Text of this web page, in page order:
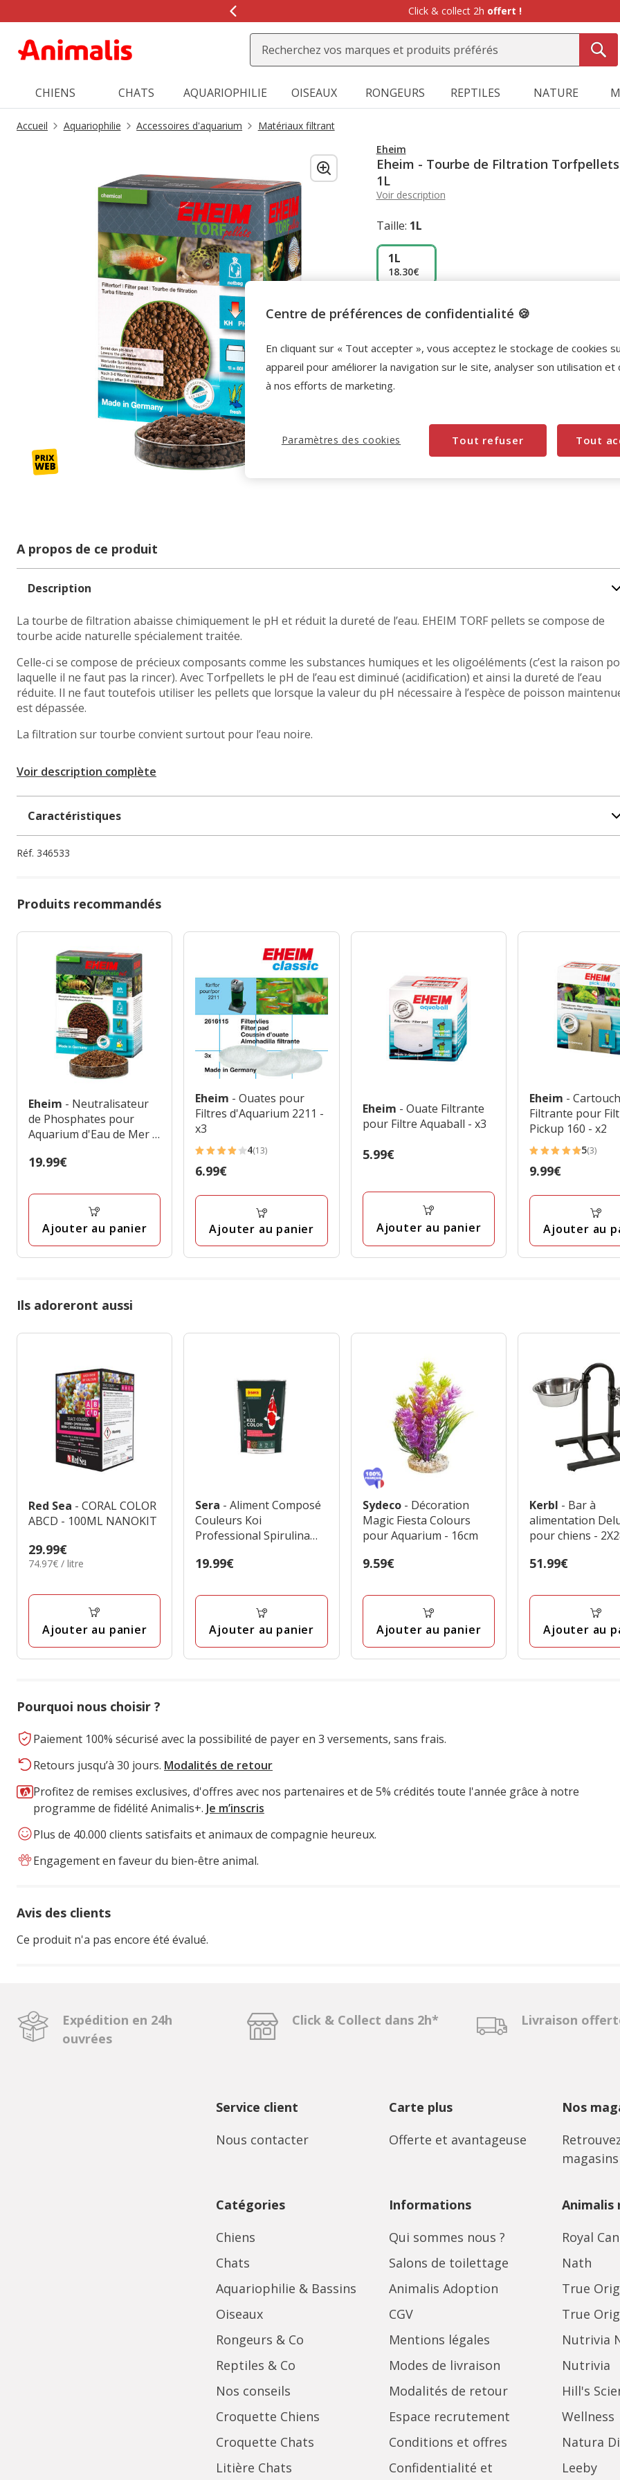
de
message,
Click & collect 2h offert !
CHIENS CHATS AQUARIOPHILIE OISEAUX RONGEURS REPTILES NATURE
Accueil Aquariophilie Accessoires d'aquarium
Matériaux filtrant
Eheim
Eheim - Tourbe de Filtration
1L
Voir description
Taille: 1L
1L
18.30€
A propos de ce produit
Description
La tourbe de filtration abaisse chimiquement le pH et réduit la dureté de l’eau. EHEIM TORF pellets se compose de
tourbe acide naturelle spécialement traitée.
Celle-ci se compose de précieux composants comme les substances humiques et les oligoéléments (c’est la raison
laquelle il ne faut pas la rincer). Avec Torfpellets le pH de l’eau est diminué (acidification) et ainsi la dureté de l’eau
réduite. Il ne faut toutefois utiliser les pellets que lorsque la valeur du pH nécessaire à l’espèce de poisson
est dépassée.
La filtration sur tourbe convient surtout pour l’eau noire.
Voir description complète
Caractéristiques
Réf. 346533
Produits recommandés
Eheim - Neutralisateur
de Phosphates pour
Aquarium d'Eau de Mer -
Prix
19.99€
Ajouter au panier
Eheim - Ouates pour
Filtres d'Aquarium 2211 -
x3
4
étoiles
avis
4(13)
Prix
6.99€
Ajouter au panier
Eheim - Ouate Filtrante
pour Filtre Aquaball - x3
Prix
5.99€
Ajouter au panier
Eheim -
Filtrante pour
Pickup 160 - x2
5
étoiles
avis
5(3)
Prix
9.99€
Ajouter au
Ils adoreront aussi
Red Sea - CORAL COLOR
ABCD - 100ML NANOKIT
Prix
29.99€
29.99€
74.97€
74.97€ / litre
Ajouter au panier
Sera - Aliment Composé
Couleurs Koi
Professional Spirulina
Prix
19.99€
Ajouter au panier
Sydeco - Décoration
Magic Fiesta Colours
pour Aquarium - 16cm
Prix
9.59€
Ajouter au panier
Kerbl - Bar à
alimentation
pour chiens -
Prix
51.99€
Ajouter au
Pourquoi nous choisir ?
Paiement 100% sécurisé avec la possibilité de payer en 3 versements, sans frais.
Retours jusqu’à 30 jours. Modalités de retour
Profitez de remises exclusives, d'offres avec nos partenaires et de 5% crédités toute l'année grâce à notre
programme de fidélité Animalis+. Je m’inscris
Plus de 40.000 clients satisfaits et animaux de compagnie heureux.
Engagement en faveur du bien-être animal.
Avis des clients
Ce produit n'a pas encore été évalué.
Expédition en 24h
ouvrées
Click & Collect dans 2h* Livraison
Service client
Nous contacter
Carte plus
Offerte et avantageuse
Nos
magasins
Catégories
Chiens
Chats
Aquariophilie & Bassins
Oiseaux
Rongeurs & Co
Reptiles & Co
Nos conseils
Croquette Chiens
Croquette Chats
Litière Chats
Informations
Qui sommes nous ?
Salons de toilettage
Animalis Adoption
CGV
Mentions légales
Modes de livraison
Modalités de retour
Espace recrutement
Conditions et offres
Confidentialité et
Animalis
Royal
Nath
True
True
Nutrivia
Nutrivia
Hill's
Wellness
Natura
Leeby
Centre de préférences de confidentialité 🍪
En cliquant sur « Tout accepter », vous acceptez le stockage de cookies
appareil pour améliorer la navigation sur le site, analyser son utilisation et
à nos efforts de marketing.
Tout refuser Tout
Paramètres des cookies